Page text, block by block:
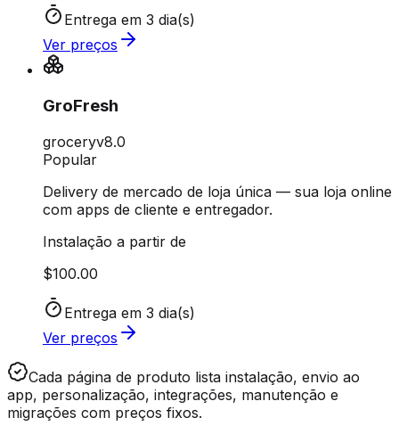
Entrega em 3 dia(s)
Ver preços
GroFresh
groceryv8.0
Popular
Delivery de mercado de loja única — sua loja online
com apps de cliente e entregador.
Instalação a partir de
$100.00
Entrega em 3 dia(s)
Ver preços
Cada página de produto lista instalação, envio ao
app, personalização, integrações, manutenção e
migrações com preços fixos.